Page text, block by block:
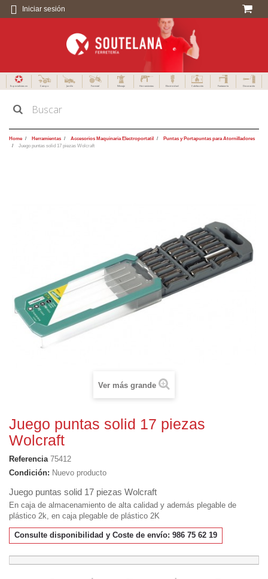
Iniciar sesión
Especialistas en Campo Jardín Forestal Menaje Herramientas Electricidad Calefacción Fontanería Decoración
Home Herramientas Accesorios Maquinaria Electroportatil
Puntas y Portapuntas para Atornilladores
Juego puntas solid 17 piezas Wolcraft
Ver más grande
Juego puntas solid 17 piezas
Wolcraft
Referencia 75412
Condición: Nuevo producto
Juego puntas solid 17 piezas Wolcraft
En caja de almacenamiento de alta calidad y además plegable de
plástico 2k, en caja plegable de plástico 2K
Consulte disponibilidad y Coste de envío: 986 75 62 19